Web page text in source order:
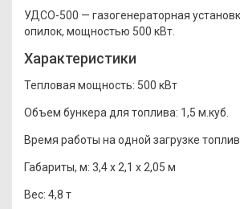
УДСО-500 — газогенераторная
опилок, мощностью 500 кВт.
Характеристики
Тепловая мощность: 500 кВт
Объем бункера для топлива: 1,5 м.куб.
Время работы на одной загрузке
Габариты, м: 3,4 x 2,1 x 2,05 м
Вес: 4,8 т